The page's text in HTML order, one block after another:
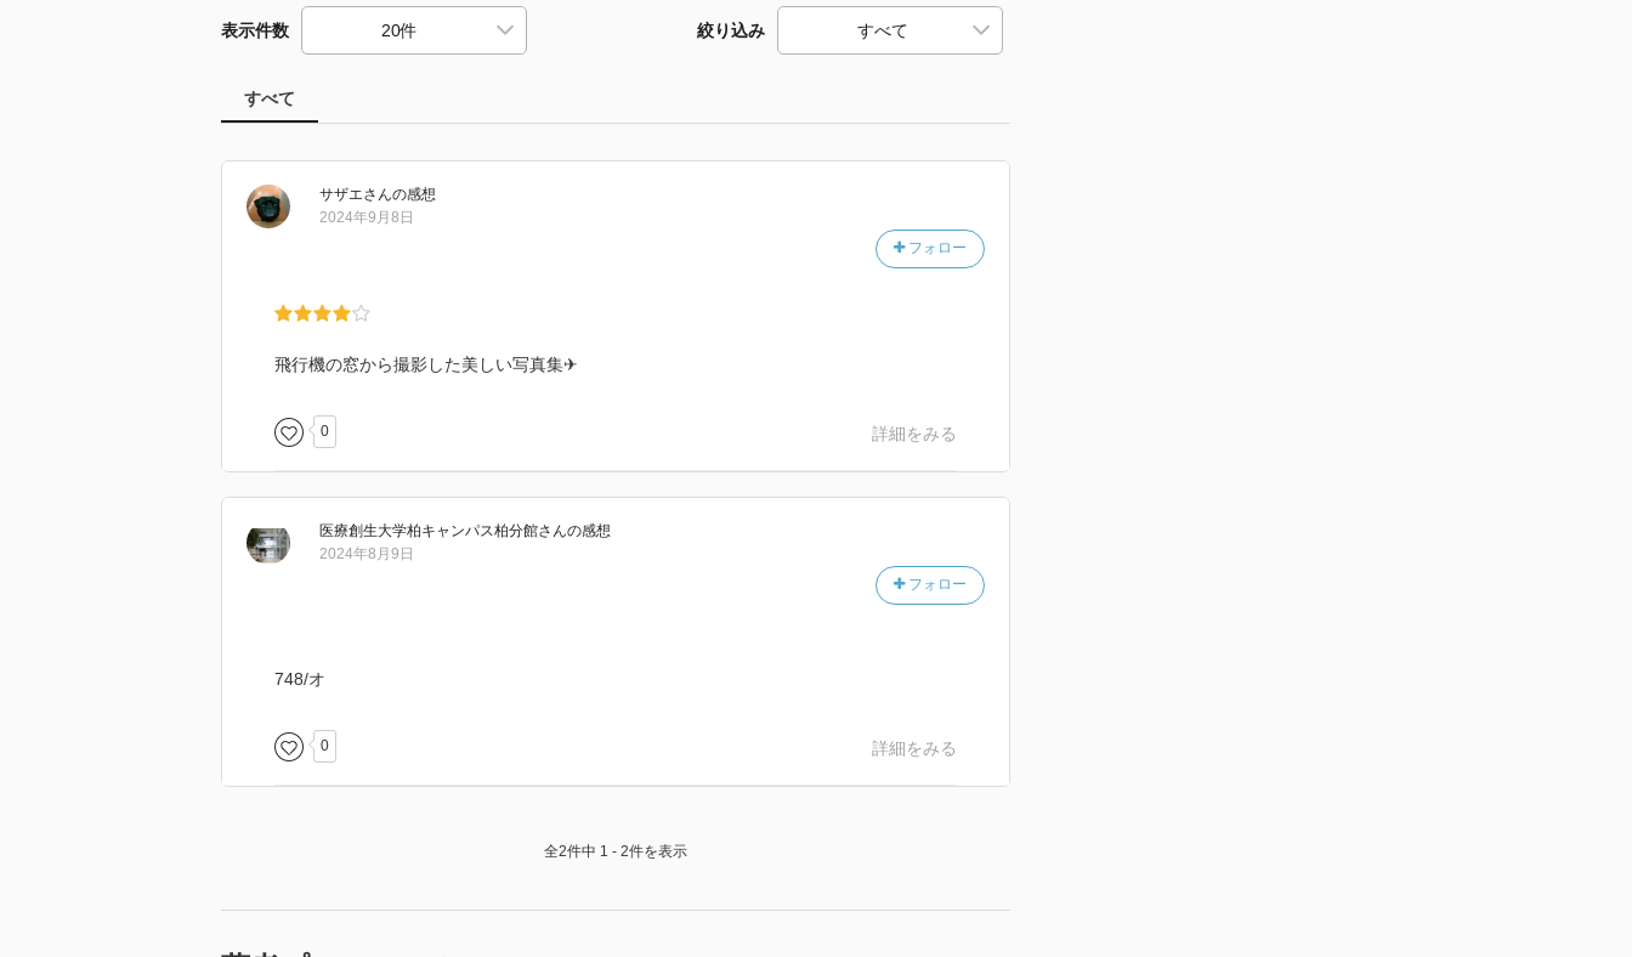
表示件数 絞り込み
すべて
サザエさんの感想
フォロー
2024年9月8日
飛行機の窓から撮影した美しい写真集✈
0 詳細をみる
医療創生大学柏キャンパス柏分館さんの感想
フォロー
2024年8月9日
748/オ
0 詳細をみる
全2件中 1 - 2件を表示